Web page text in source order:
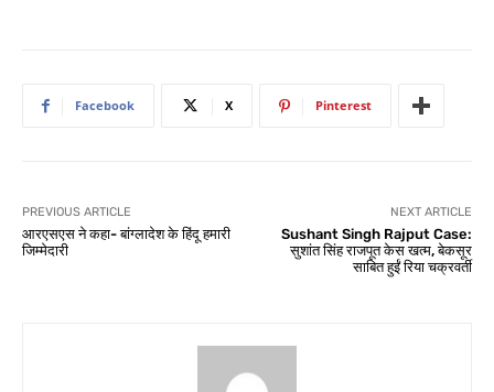
Facebook X Pinterest
PREVIOUS ARTICLE
आरएसएस ने कहा- बांग्लादेश के हिंदू हमारी
जिम्मेदारी
NEXT ARTICLE
Sushant Singh Rajput Case:
सुशांत सिंह राजपूत केस खत्म, बेकसूर
साबित हुईं रिया चक्रवर्ती